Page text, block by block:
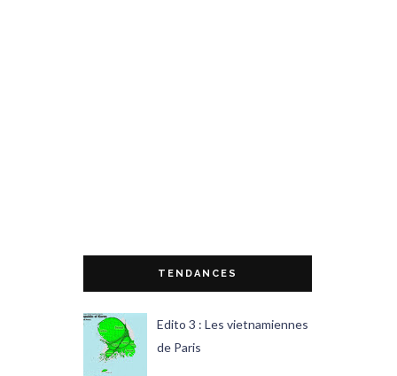
TENDANCES
Edito 3 : Les vietnamiennes
de Paris